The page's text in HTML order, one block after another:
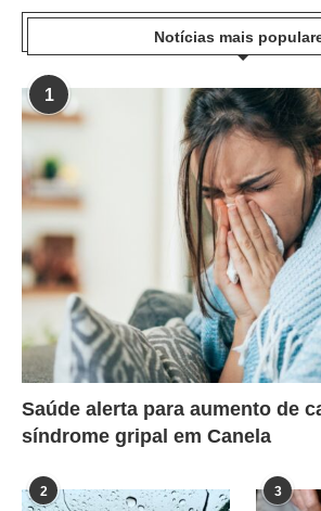
Notícias mais
1
Saúde alerta para aumento de
síndrome gripal em Canela
2 3